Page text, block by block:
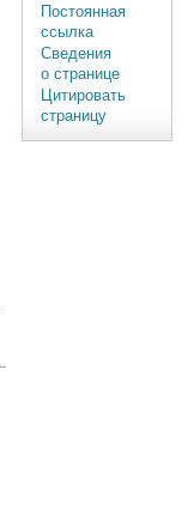
Постоянная
ссылка
Сведения
о странице
Цитировать
страницу